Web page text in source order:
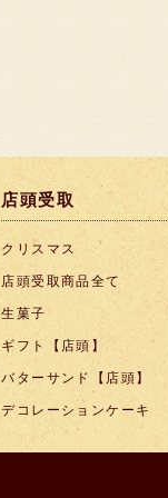
店頭受取
クリスマス
店頭受取商品全て
生菓子
ギフト【店頭】
バターサンド【店頭】
デコレーションケーキ